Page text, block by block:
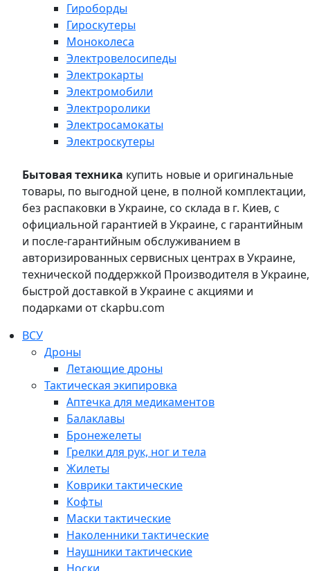
Гироборды
Гироскутеры
Моноколеса
Электровелосипеды
Электрокарты
Электромобили
Электроролики
Электросамокаты
Электроскутеры
Бытовая техника купить новые и оригинальные
товары, по выгодной цене, в полной комплектации,
без распаковки в Украине, со склада в г. Киев, с
официальной гарантией в Украине, с гарантийным
и после-гарантийным обслуживанием в
авторизированных сервисных центрах в Украине,
технической поддержкой Производителя в Украине,
быстрой доставкой в Украине с акциями и
подарками от ckapbu.com
ВСУ
Дроны
Летающие дроны
Тактическая экипировка
Аптечка для медикаментов
Балаклавы
Бронежелеты
Грелки для рук, ног и тела
Жилеты
Коврики тактические
Кофты
Маски тактические
Наколенники тактические
Наушники тактические